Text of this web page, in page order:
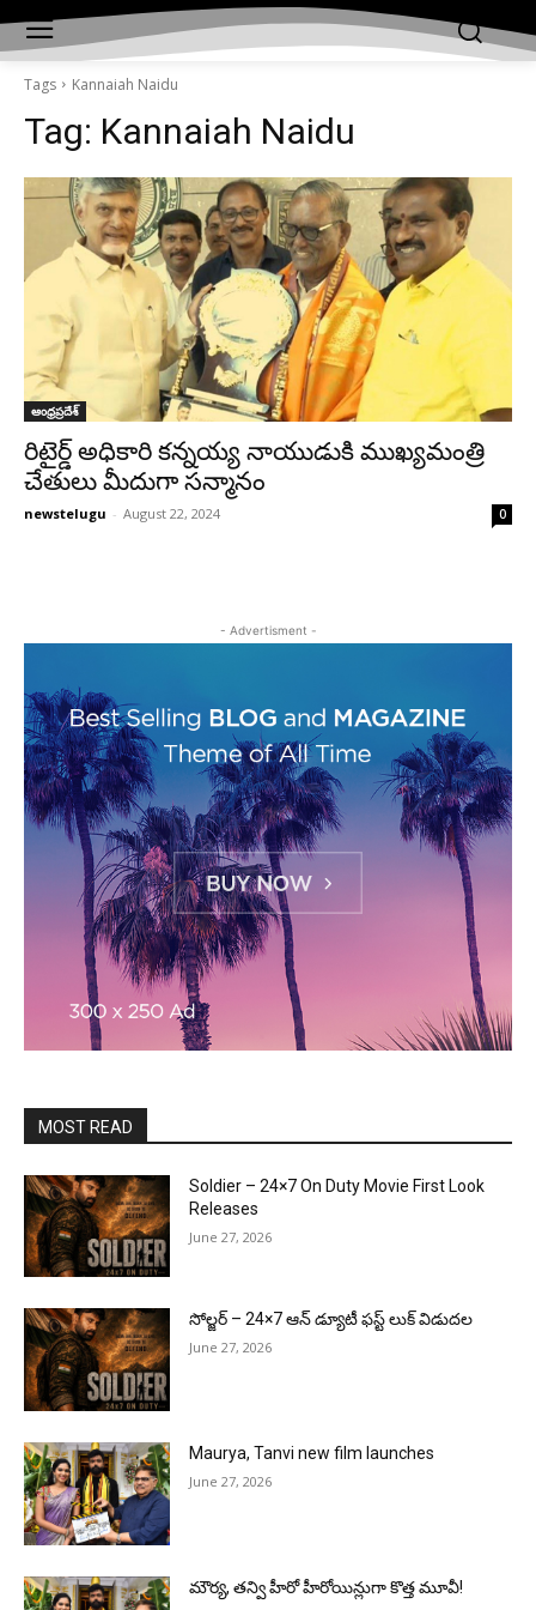
Tags Kannaiah Naidu
Tag: Kannaiah Naidu
ఆంధ్రప్రదేశ్‌
రిటైర్డ్ అధికారి కన్నయ్య నాయుడుకి ముఖ్య‌మంత్రి
చేతులు మీదుగా స‌న్మానం
newstelugu - August 22, 2024 0
- Advertisment -
MOST READ
Soldier – 24×7 On Duty Movie First Look
Releases
June 27, 2026
సోల్జర్ – 24×7 ఆన్ డ్యూటీ ఫస్ట్ లుక్ విడుదల
June 27, 2026
Maurya, Tanvi new film launches
June 27, 2026
మౌర్య‌, త‌న్వి హీరో హీరోయిన్లుగా కొత్త మూవీ!